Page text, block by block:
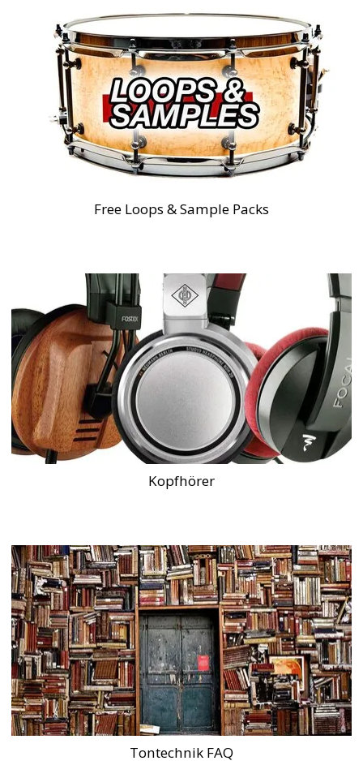
Free Loops & Sample Packs
Kopfhörer
Tontechnik FAQ